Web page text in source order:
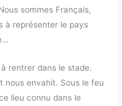
sommes Français,
à représenter le pays
rentrer dans le stade.
nous envahit. Sous le feu
lieu connu dans le